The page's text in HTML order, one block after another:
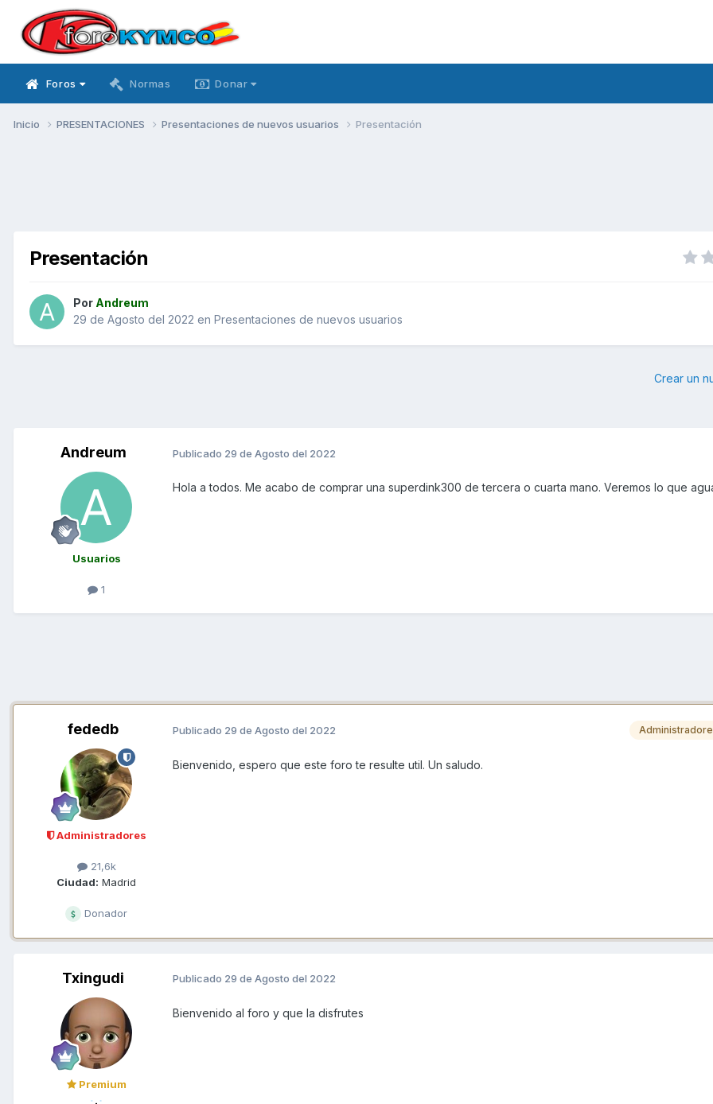
Foros Normas Donar
Inicio PRESENTACIONES Presentaciones de nuevos usuarios Presentación
Presentación
Por Andreum
29 de Agosto del 2022 en Presentaciones de nuevos usuarios
Crear un
Andreum
Usuarios
1
Publicado 29 de Agosto del 2022
Hola a todos. Me acabo de comprar una superdink300 de tercera o cuarta mano. Veremos lo que
fededb
Administradores
21,6k
Ciudad: Madrid
Donador
Publicado 29 de Agosto del 2022
Bienvenido, espero que este foro te resulte util. Un saludo.
Txingudi
Premium
Publicado 29 de Agosto del 2022
Bienvenido al foro y que la disfrutes